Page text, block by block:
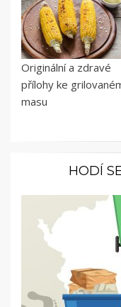
Originální a zdravé
přílohy ke
masu
HODÍ